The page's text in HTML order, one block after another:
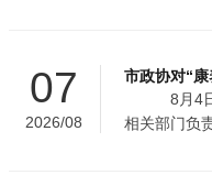
07
2026/08
市政协对“
8月4日，
相关部门负